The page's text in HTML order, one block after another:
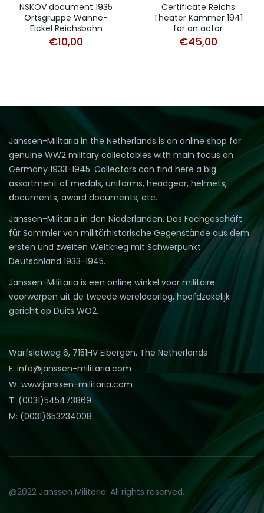
NSKOV document 1935
Ortsgruppe Wanne-
Eickel Reichsbahn
€10,00
Certificate Reichs
Theater Kammer 1941
for an actor
€45,00
Janssen-Militaria in the Netherlands is an online shop for
genuine WW2 military collectables with main focus on
Germany 1933-1945. Collectors can find here a big
assortment of medals, uniforms, headgear, helmets,
documents, award documents, etc.
Janssen-Militaria in den Niederlanden. Das Fachgeschäft
für Sammler von militärhistorische Gegenstände aus dem
ersten und zweiten Weltkrieg mit Schwerpunkt
Deutschland 1933-1945.
Janssen-Militaria is een online winkel voor militaire
voorwerpen uit de tweede wereldoorlog, hoofdzakelijk
gericht op Duits WO2.
Warfslatweg 6, 7151HV Eibergen, The Netherlands
E: info@janssen-militaria.com
W: www.janssen-militaria.com
T: (0031)545473869
M: (0031)653234008
@2022 Janssen Militaria. All rights reserved.